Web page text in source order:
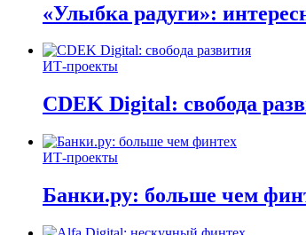
«Улыбка радуги»:
ИТ-проекты
CDEK Digital: свобода
ИТ-проекты
Банки.ру: больше чем